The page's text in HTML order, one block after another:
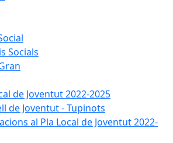
Socials
de Joventut 2022-2025
de Joventut - Tupinots
al Pla Local de Joventut 2022-